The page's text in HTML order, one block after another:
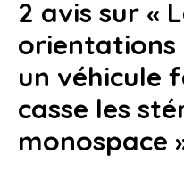
2 avis sur «
orientations
un véhicule
casse les
monospace